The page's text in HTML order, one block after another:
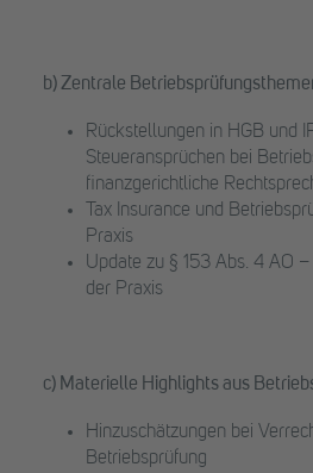
b) Zentrale
Rückstellungen in HGB und
Steueransprüchen bei
finanzgerichtliche
Tax Insurance und
Praxis
Update zu § 153 Abs. 4 AO
der Praxis
c) Materielle Highlights aus
Hinzuschätzungen bei
Betriebsprüfung